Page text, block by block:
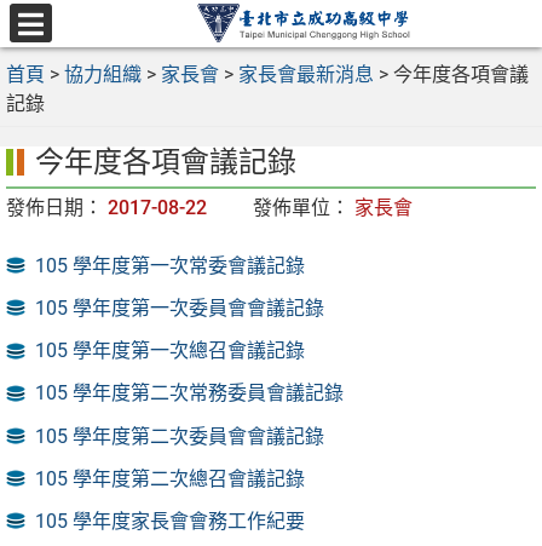
跳
至
主
要
區
選
單
首頁 > 協力組織 > 家長會 > 家長會最新消息 > 今年度各項會議
記錄
今年度各項會議記錄
發佈日期： 2017-08-22 發佈單位： 家長會
105 學年度第一次常委會議記錄
105 學年度第一次委員會會議記錄
105 學年度第一次總召會議記錄
105 學年度第二次常務委員會議記錄
105 學年度第二次委員會會議記錄
105 學年度第二次總召會議記錄
105 學年度家長會會務工作紀要